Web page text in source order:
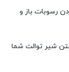
رسوبات باز و
شیر توالت شما